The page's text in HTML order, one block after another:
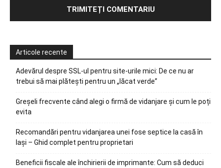
Articole recente
Adevărul despre SSL-ul pentru site-urile mici: De ce nu ar
trebui să mai plătești pentru un „lăcat verde”
Greșeli frecvente când alegi o firmă de vidanjare și cum le poți
evita
Recomandări pentru vidanjarea unei fose septice la casă în
Iași – Ghid complet pentru proprietari
Beneficii fiscale ale închirierii de imprimante: Cum să deduci